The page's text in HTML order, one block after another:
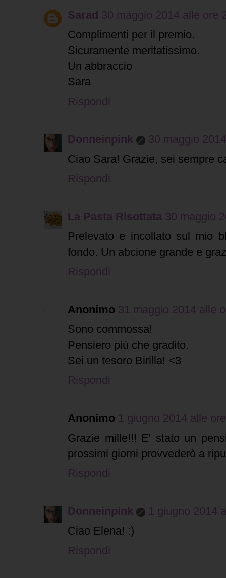
Sarad 30 maggio 2014 alle ore
Complimenti per il premio.
Sicuramente meritatissimo.
Un abbraccio
Sara
Rispondi
Donneinpink
30 maggio
Ciao Sara! Grazie, sei sempre
Rispondi
La Pasta Risottata 30 maggio
Prelevato e incollato sul mio
fondo. Un abcione grande e
Rispondi
Anonimo 31 maggio 2014 alle
Sono commossa!
Pensiero più che gradito.
Sei un tesoro Birilla! <3
Rispondi
Anonimo 1 giugno 2014 alle
Grazie mille!!! E' stato un
prossimi giorni provvederò a
Rispondi
Donneinpink
1 giugno 2014
Ciao Elena! :)
Rispondi